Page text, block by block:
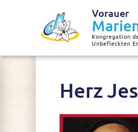
Vorauer
Kongregation
Unbefleckten
Herz